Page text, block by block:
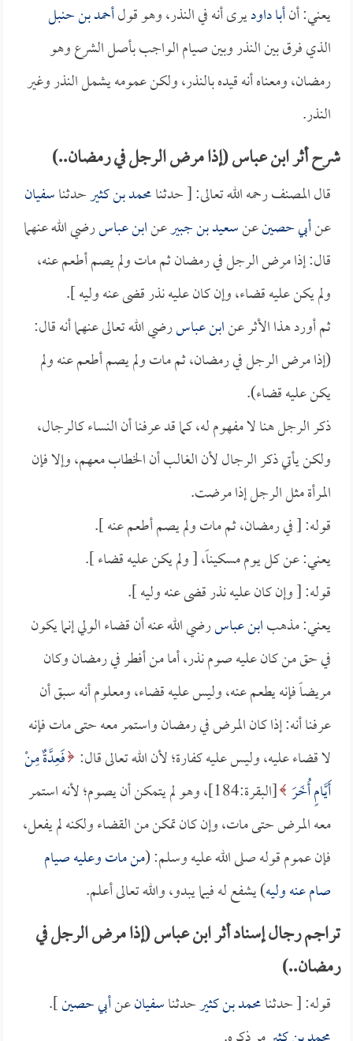
يعني: أنأبا داوديرى أنه في النذر، وهو قولأحمد بن حنبل
الذي فرق بين النذر وبين صيام الواجب بأصل الشرع وهو
رمضان، ومعناه أنه قيده بالنذر، ولكن عمومه يشمل النذر وغير
النذر.
شرح أثر ابن عباس (إذا مرض الرجل في رمضان..)
قال المصنف رحمه الله تعالى: [ حدثنامحمد بن كثيرحدثناسفيان
عنأبي حصينعنسعيد بن جبيرعنابن عباسرضي الله عنهما
قال: إذا مرض الرجل في رمضان ثم مات ولم يصم أطعم عنه،
ولم يكن عليه قضاء، وإن كان عليه نذر قضى عنه وليه ].
ثم أورد هذا الأثر عنابن عباسرضي الله تعالى عنهما أنه قال:
(إذا مرض الرجل في رمضان، ثم مات ولم يصم أطعم عنه ولم
يكن عليه قضاء).
ذكر الرجل هنا لا مفهوم له، كما قد عرفنا أن النساء كالرجال،
ولكن يأتي ذكر الرجال لأن الغالب أن الخطاب معهم، وإلا فإن
المرأة مثل الرجل إذا مرضت.
قوله: [ في رمضان، ثم مات ولم يصم أطعم عنه ].
يعني: عن كل يوم مسكيناً، [ ولم يكن عليه قضاء ].
قوله: [ وإن كان عليه نذر قضى عنه وليه ].
يعني: مذهبابن عباسرضي الله عنه أن قضاء الولي إنما يكون
في حق من كان عليه صوم نذر، أما من أفطر في رمضان وكان
مريضاً فإنه يطعم عنه، وليس عليه قضاء، ومعلوم أنه سبق أن
عرفنا أنه: إذا كان المرض في رمضان واستمر معه حتى مات فإنه
لا قضاء عليه، وليس عليه كفارة؛ لأن الله تعالى قال: فَعِدَّةٌ مِنْ
أَيَّامٍ أُخَرَ
[البقرة:184]، وهو لم يتمكن أن يصوم؛ لأنه استمر
معه المرض حتى مات، وإن كان تمكن من القضاء ولكنه لم يفعل،
فإن عموم قوله صلى الله عليه وسلم: (من مات وعليه صيام
صام عنه وليه) يشفع له فيما يبدو، والله تعالى أعلم.
تراجم رجال إسناد أثر ابن عباس (إذا مرض الرجل في
رمضان..)
قوله: [ حدثنامحمد بن كثيرحدثناسفيانعنأبي حصين].